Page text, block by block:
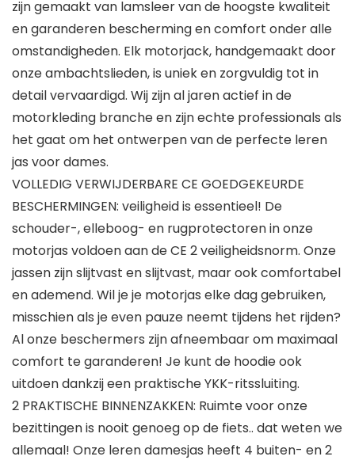
zijn gemaakt van lamsleer van de hoogste kwaliteit
en garanderen bescherming en comfort onder alle
omstandigheden. Elk motorjack, handgemaakt door
onze ambachtslieden, is uniek en zorgvuldig tot in
detail vervaardigd. Wij zijn al jaren actief in de
motorkleding branche en zijn echte professionals als
het gaat om het ontwerpen van de perfecte leren
jas voor dames.
VOLLEDIG VERWIJDERBARE CE GOEDGEKEURDE
BESCHERMINGEN: veiligheid is essentieel! De
schouder-, elleboog- en rugprotectoren in onze
motorjas voldoen aan de CE 2 veiligheidsnorm. Onze
jassen zijn slijtvast en slijtvast, maar ook comfortabel
en ademend. Wil je je motorjas elke dag gebruiken,
misschien als je even pauze neemt tijdens het rijden?
Al onze beschermers zijn afneembaar om maximaal
comfort te garanderen! Je kunt de hoodie ook
uitdoen dankzij een praktische YKK-ritssluiting.
2 PRAKTISCHE BINNENZAKKEN: Ruimte voor onze
bezittingen is nooit genoeg op de fiets.. dat weten we
allemaal! Onze leren damesjas heeft 4 buiten- en 2